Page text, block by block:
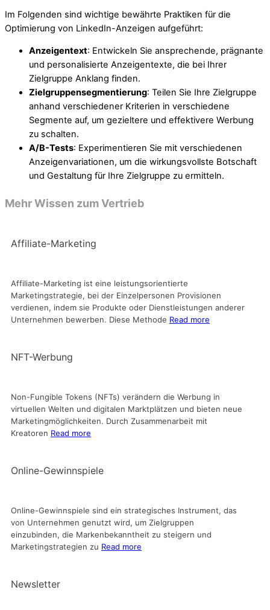
Im Folgenden sind wichtige bewährte Praktiken für die
Optimierung von LinkedIn-Anzeigen aufgeführt:
Anzeigentext: Entwickeln Sie ansprechende, prägnante
und personalisierte Anzeigentexte, die bei Ihrer
Zielgruppe Anklang finden.
Zielgruppensegmentierung: Teilen Sie Ihre Zielgruppe
anhand verschiedener Kriterien in verschiedene
Segmente auf, um gezieltere und effektivere Werbung
zu schalten.
A/B-Tests: Experimentieren Sie mit verschiedenen
Anzeigenvariationen, um die wirkungsvollste Botschaft
und Gestaltung für Ihre Zielgruppe zu ermitteln.
Mehr Wissen zum Vertrieb
Affiliate-Marketing
Affiliate-Marketing ist eine leistungsorientierte
Marketingstrategie, bei der Einzelpersonen Provisionen
verdienen, indem sie Produkte oder Dienstleistungen anderer
Unternehmen bewerben. Diese Methode Read more
NFT-Werbung
Non-Fungible Tokens (NFTs) verändern die Werbung in
virtuellen Welten und digitalen Marktplätzen und bieten neue
Marketingmöglichkeiten. Durch Zusammenarbeit mit
Kreatoren Read more
Online-Gewinnspiele
Online-Gewinnspiele sind ein strategisches Instrument, das
von Unternehmen genutzt wird, um Zielgruppen
einzubinden, die Markenbekanntheit zu steigern und
Marketingstrategien zu Read more
Newsletter